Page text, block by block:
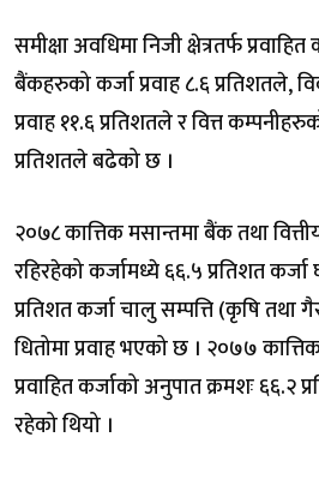
समीक्षा अवधिमा निजी क्षेत्रतर्फ
बैंकहरुको कर्जा प्रवाह ८.६ प्रतिशतले,
प्रवाह ११.६ प्रतिशतले र वित्त
प्रतिशतले बढेको छ ।
२०७८ कात्तिक मसान्तमा बैंक तथा
रहिरहेको कर्जामध्ये ६६.५ प्रतिशत
प्रतिशत कर्जा चालु सम्पत्ति (कृषि तथा
धितोमा प्रवाह भएको छ । २०७७
प्रवाहित कर्जाको अनुपात क्रमशः ६६.२
रहेको थियो ।